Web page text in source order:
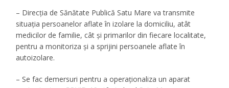
– Direcția de Sănătate Publică Satu Mare va transmite
situația persoanelor aflate în izolare la domiciliu, atât
medicilor de familie, cât și primarilor din fiecare localitate,
pentru a monitoriza și a sprijini persoanele aflate în
autoizolare.
– Se fac demersuri pentru a operaționaliza un aparat